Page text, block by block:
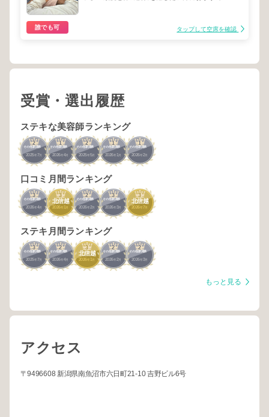
誰でも可 タップして空席を確認
受賞・選出履歴
ステキな美容師ランキング
2
その他新潟県
2025年 7
1
その他新潟県
2026年 4月
2
その他新潟県
2025年 5月
1
その他新潟県
2026年 1
1
その他新潟県
2026年 2月
口コミ月間ランキング
3
その他新潟県
2026年 4月
3
北信越
2026年 1
2
その他新潟県
2026年 2月
3
その他新潟県
2026年 3月
3
北信越
2026年 7
ステキ月間ランキング
3
その他新潟県
2025年 7
2
その他新潟県
2026年 4月
3
北信越
2026年 1
2
その他新潟県
2026年 2月
2
その他新潟県
2026年 3月
もっと見る
アクセス
〒9496608 新潟県南魚沼市六日町21-10 吉野ビル6号